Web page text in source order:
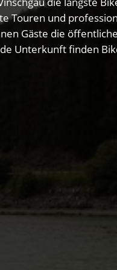
Touren und
Gäste die
Unterkunft finden